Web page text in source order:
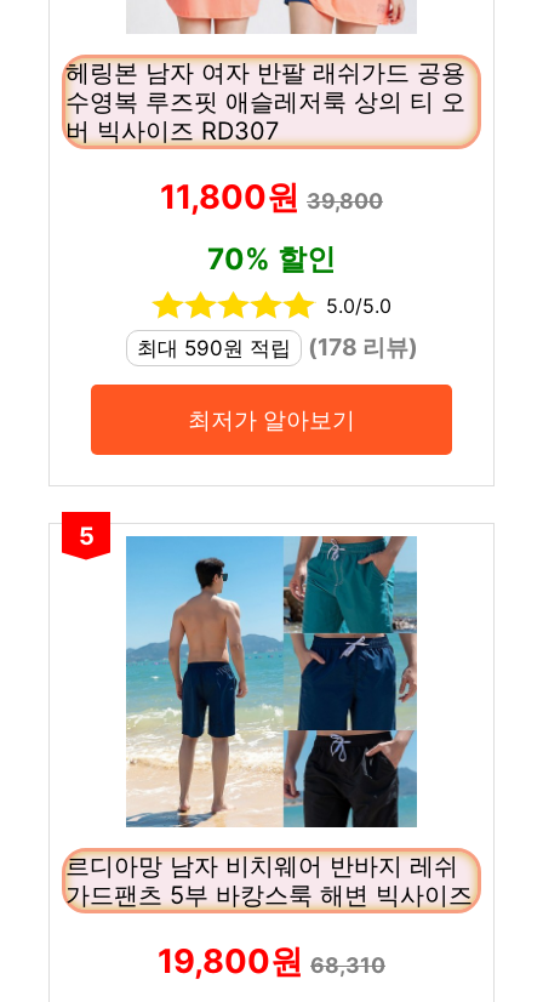
헤링본 남자 여자 반팔 래쉬가드 공용
수영복 루즈핏 애슬레저룩 상의 티 오
버 빅사이즈 RD307
11,800원 39,800
70% 할인
5.0/5.0
최대 590원 적립
(178 리뷰)
최저가 알아보기
5
르디아망 남자 비치웨어 반바지 레쉬
가드팬츠 5부 바캉스룩 해변 빅사이즈
19,800원 68,310